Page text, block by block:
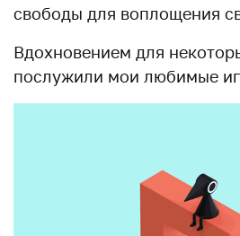
свободы для воплощения
Вдохновением для
послужили мои любимые